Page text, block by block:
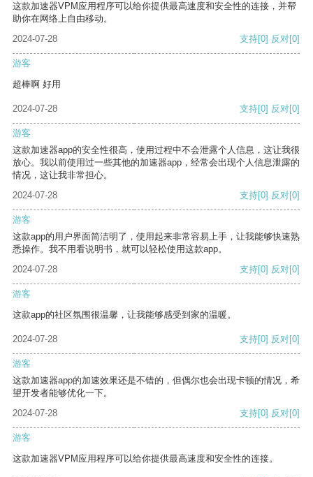
这款加速器VPM应用程序可以给你提供最高速度和安全性的连接，并帮
助你在网络上自由移动。
2024-07-28
支持[0] 反对[0]
游客
超棒啊 好用
2024-07-28 支持[0] 反对[0]
游客
这款加速器app的安全性很高，使用过程中不会泄露个人信息，这让我很
放心。我以前使用过一些其他的加速器app，经常会出现个人信息泄露的
情况，这让我非常担心。
2024-07-28
支持[0] 反对[0]
游客
这款app的用户界面简洁明了，使用起来非常容易上手，让我能够快速熟
悉操作。我不用看说明书，就可以轻松使用这款app。
2024-07-28
支持[0] 反对[0]
游客
这款app的社区氛围很温馨，让我能够感受到家的温暖。
2024-07-28 支持[0] 反对[0]
游客
这款加速器app的加速效果还是不错的，但偶尔也会出现卡顿的情况，希
望开发者能够优化一下。
2024-07-28
支持[0] 反对[0]
游客
这款加速器VPM应用程序可以给你提供最高速度和安全性的连接。